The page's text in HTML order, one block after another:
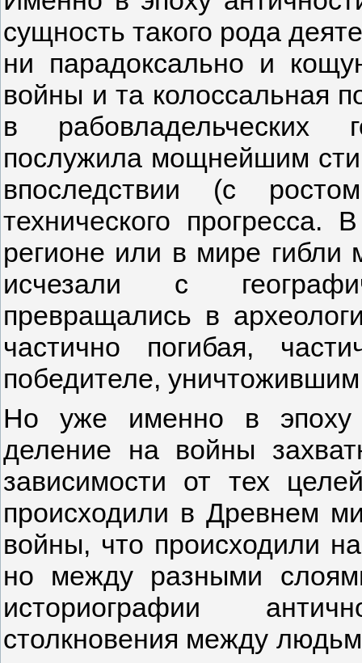
сущность такого рода
ни парадоксально и
войны и та колоссальная
в рабовладельческих
послужила мощнейшим
впоследствии (с
технического
регионе или в мире
исчезали с
превращались в
частично погибая,
победителе, уничтожившим
Но уже именно в эпоху
деление на войны
зависимости от тех
происходили в Древнем
войны, что происходили
но между разными
историографии
столкновения между